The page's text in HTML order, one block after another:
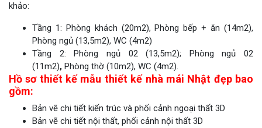
khảo:
Tầng 1: Phòng khách (20m2), Phòng bếp + ăn (14m2),
Phòng ngủ (13,5m2), WC (4m2)
Tầng 2: Phòng ngủ 02 (13,5m2); Phòng ngủ 02
(11m2), Phòng thờ (10m2), WC (4m2).
Hồ sơ thiết kế mẫu thiết kế nhà mái Nhật đẹp bao
gồm:
Bản vẽ chi tiết kiến trúc và phối cảnh ngoại thất 3D
Bản vẽ chi tiết nội thất, phối cảnh nội thất 3D